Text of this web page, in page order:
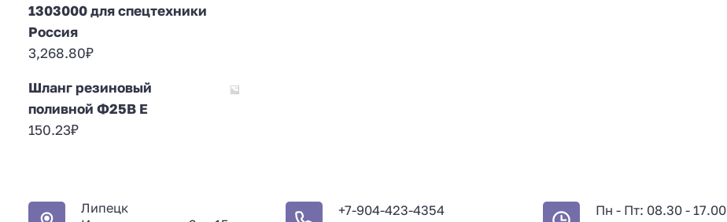
1303000 для спецтехники
Россия
3,268.80₽
Шланг резиновый
поливной Ф25В E
150.23₽
Липецк
+7-904-423-4354
Пн - Пт: 08.30 - 17.00